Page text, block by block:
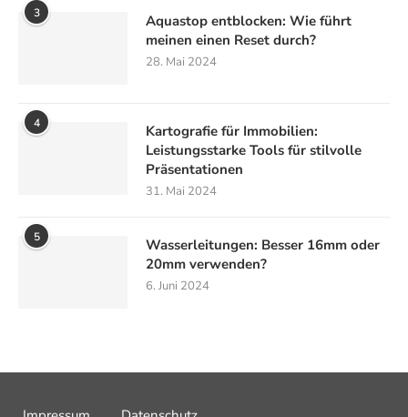
3
Aquastop entblocken: Wie führt
meinen einen Reset durch?
28. Mai 2024
4
Kartografie für Immobilien:
Leistungsstarke Tools für stilvolle
Präsentationen
31. Mai 2024
5
Wasserleitungen: Besser 16mm oder
20mm verwenden?
6. Juni 2024